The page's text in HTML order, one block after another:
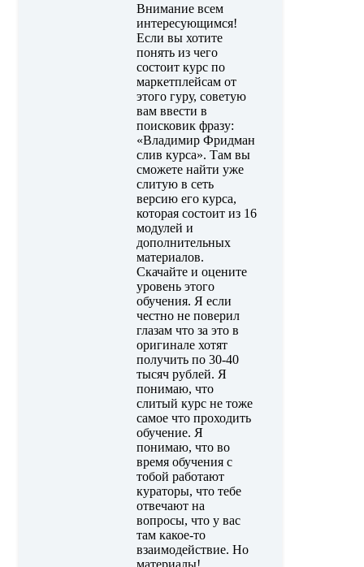
Внимание всем
интересующимся!
Если вы хотите
понять из чего
состоит курс по
маркетплейсам от
этого гуру, советую
вам ввести в
поисковик фразу:
«Владимир Фридман
слив курса». Там вы
сможете найти уже
слитую в сеть
версию его курса,
которая состоит из 16
модулей и
дополнительных
материалов.
Скачайте и оцените
уровень этого
обучения. Я если
честно не поверил
глазам что за это в
оригинале хотят
получить по 30-40
тысяч рублей. Я
понимаю, что
слитый курс не тоже
самое что проходить
обучение. Я
понимаю, что во
время обучения с
тобой работают
кураторы, что тебе
отвечают на
вопросы, что у вас
там какое-то
взаимодействие. Но
материалы!